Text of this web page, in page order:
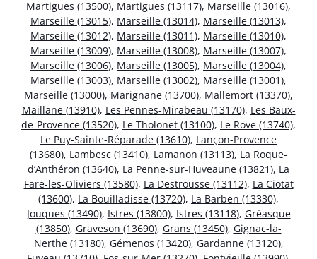
Martigues (13500), Martigues (13117), Marseille (13016),
Marseille (13015), Marseille (13014), Marseille (13013),
Marseille (13012), Marseille (13011), Marseille (13010),
Marseille (13009), Marseille (13008), Marseille (13007),
Marseille (13006), Marseille (13005), Marseille (13004),
Marseille (13003), Marseille (13002), Marseille (13001),
Marseille (13000), Marignane (13700), Mallemort (13370),
Maillane (13910), Les Pennes-Mirabeau (13170), Les Baux-
de-Provence (13520), Le Tholonet (13100), Le Rove (13740),
Le Puy-Sainte-Réparade (13610), Lançon-Provence
(13680), Lambesc (13410), Lamanon (13113), La Roque-
d’Anthéron (13640), La Penne-sur-Huveaune (13821), La
Fare-les-Oliviers (13580), La Destrousse (13112), La Ciotat
(13600), La Bouilladisse (13720), La Barben (13330),
Jouques (13490), Istres (13800), Istres (13118), Gréasque
(13850), Graveson (13690), Grans (13450), Gignac-la-
Nerthe (13180), Gémenos (13420), Gardanne (13120),